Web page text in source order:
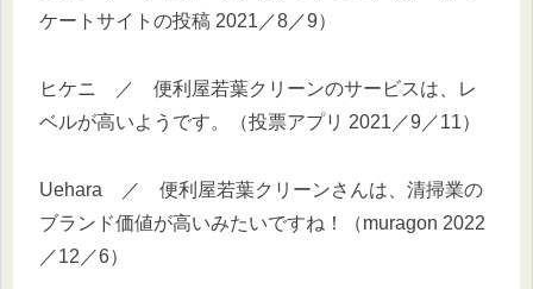
ケートサイトの投稿 2021／8／9）
ヒケニ ／ 便利屋若葉クリーンのサービスは、レ
ベルが高いようです。（投票アプリ 2021／9／11）
Uehara ／ 便利屋若葉クリーンさんは、清掃業の
ブランド価値が高いみたいですね！（muragon 2022
／12／6）